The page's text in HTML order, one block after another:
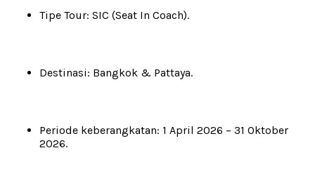
Tipe Tour: SIC (Seat In Coach).
Destinasi: Bangkok & Pattaya.
Periode keberangkatan: 1 April 2026 – 31 Oktober
2026.